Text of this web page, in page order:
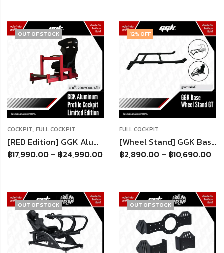
OUT OF STOCK
COCKPIT, FULL COCKPIT
[RED Edition] GGK Aluminium Profile Full Cockpit ขาตั้งจอยพวงมาลัย ใช้กับพวงมาลัยได้ทุกรุ่น
฿17,990.00 – ฿24,990.00
12% OFF
FULL COCKPIT
[Wheel Stand] GGK Base Seat Cockpit แท่นวางเบาะนั่ง (เฉพาะฐาน) ต่อเข้าชุดกับ Wheel Stand GT
฿2,890.00 – ฿10,690.00
OUT OF STOCK OUT OF STOCK